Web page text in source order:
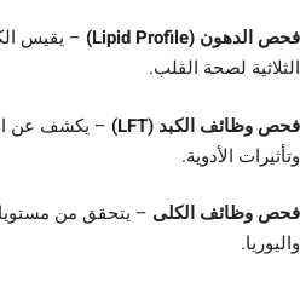
فحص الدهون (Lipid Profile)
– يقيس
الثلاثية لصحة القلب.
فحص وظائف الكبد (LFT)
– يكشف عن
وتأثيرات الأدوية.
فحص وظائف الكلى – يتحقق من
واليوريا.